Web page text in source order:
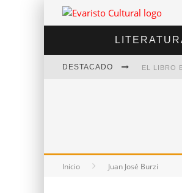
DESTACADO EL LIBRO
Inicio Juan José Burzi